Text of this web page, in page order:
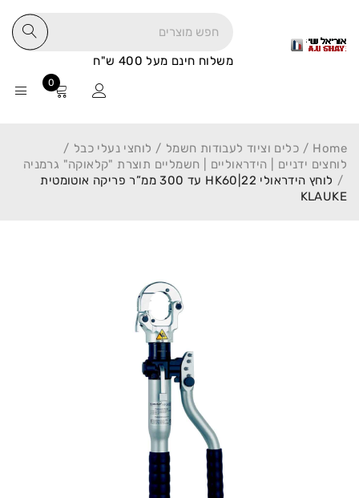
משלוח חינם מעל 400 ש"ח
0
Home
/ כלים וציוד לעבודות חשמל / לוחצי נעלי כבל /
לוחצים ידניים | הידראוליים | חשמליים תוצרת "קלאוקה" גרמניה
/
לוחץ הידראולי HK60|22 עד 300 ממ”ר פריקה אוטומטית
KLAUKE